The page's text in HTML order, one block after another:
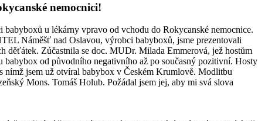
nemocnici!
babyboxů u lékárny vpravo od vchodu do Rokycanské nemocnice.
Náměšť nad Oslavou, výrobci babyboxů, jsme prezentovali
děťátek. Zúčastnila se doc. MUDr. Milada Emmerová, jež hostům
od původního negativního až po současný pozitivní. Hosty
nímž jsem už otvíral babybox v Českém Krumlově. Modlitbu
Mons. Tomáš Holub. Požádal jsem jej, aby mi svá slova